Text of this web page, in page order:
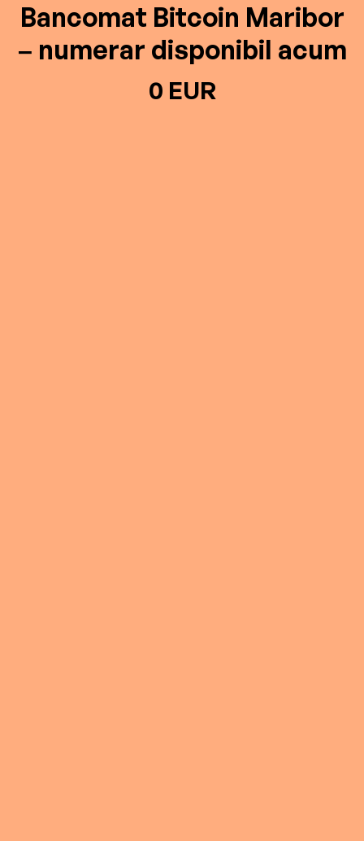
Bancomat Bitcoin Maribor
– numerar disponibil acum
0 EUR